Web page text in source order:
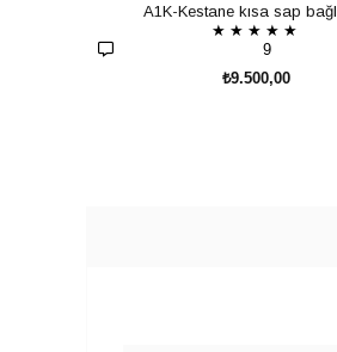
A1K-Kestane kısa sap
★ ★ ★ ★ ★
9
₺9.500,00